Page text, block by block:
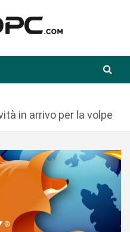
in arrivo per la volpe